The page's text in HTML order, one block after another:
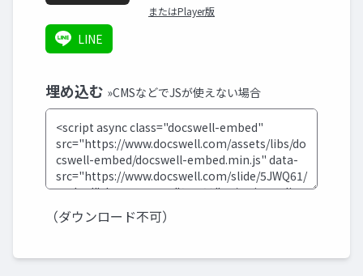
またはPlayer版
LINE
埋め込む »CMSなどでJSが使えない場合
（ダウンロード不可）